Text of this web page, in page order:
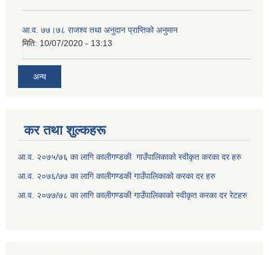
आ.व. ७७।७८ राजश्व तथा अनुदान प्राप्तिको अनुमान
मिति: 10/07/2020 - 13:13
अन्य
कर तथा शुल्कहरू
आ.व. २०७५/७६ का लागि कालीगण्डकी गाउँपालिकाको स्वीकृत करका दर हरु
आ.व. २०७६/७७ का लागि कालीगण्डकी गाउँपालिकाको करका दर हरु
आ.व. २०७७/७८ का लागि कालीगण्डकी गाउँपालिकाको स्वीकृत करका दर रेटहरु